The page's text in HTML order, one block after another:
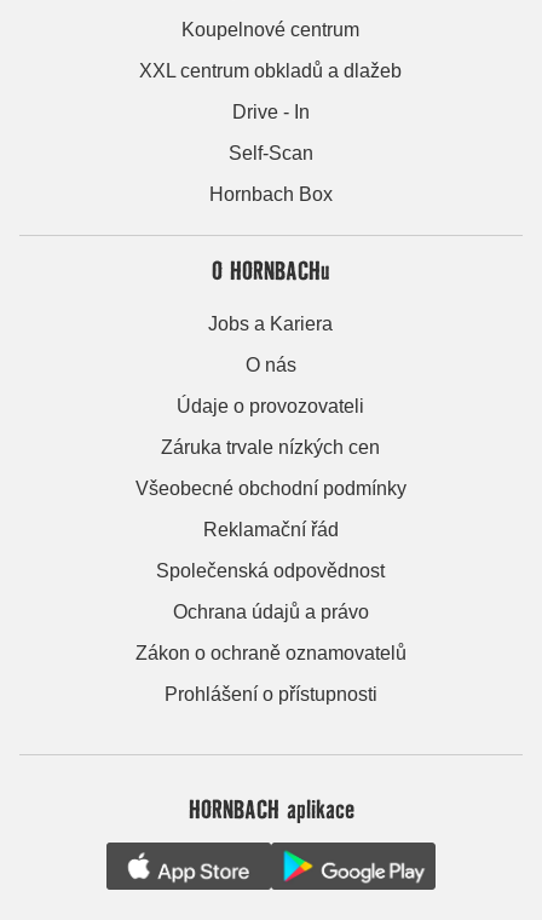
Koupelnové centrum
XXL centrum obkladů a dlažeb
Drive - In
Self-Scan
Hornbach Box
O HORNBACHu
Jobs a Kariera
O nás
Údaje o provozovateli
Záruka trvale nízkých cen
Všeobecné obchodní podmínky
Reklamační řád
Společenská odpovědnost
Ochrana údajů a právo
Zákon o ochraně oznamovatelů
Prohlášení o přístupnosti
HORNBACH aplikace